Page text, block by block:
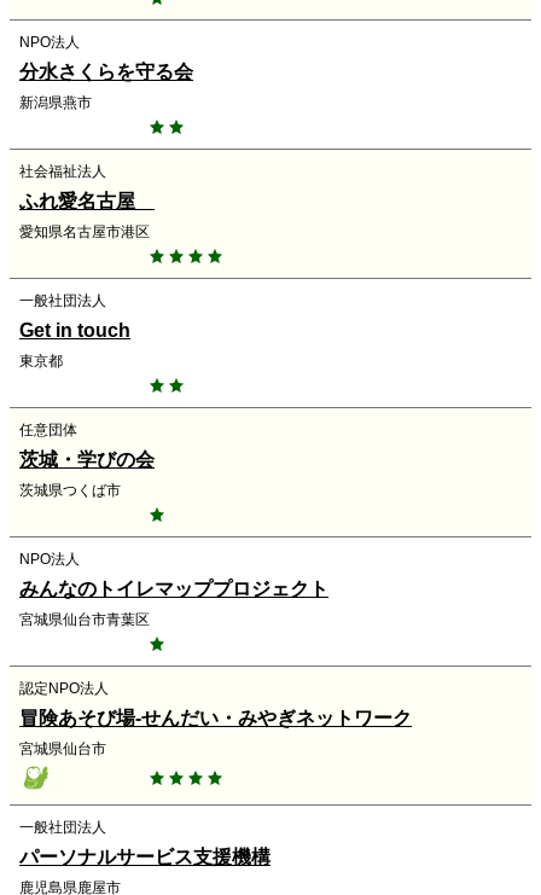
NPO法人
分水さくらを守る会
新潟県燕市
社会福祉法人
ふれ愛名古屋
愛知県名古屋市港区
一般社団法人
Get in touch
東京都
任意団体
茨城・学びの会
茨城県つくば市
NPO法人
みんなのトイレマッププロジェクト
宮城県仙台市青葉区
認定NPO法人
冒険あそび場‐せんだい・みやぎネットワーク
宮城県仙台市
一般社団法人
パーソナルサービス支援機構
鹿児島県鹿屋市